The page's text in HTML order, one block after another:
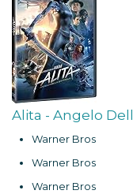
Alita - Angelo
Warner Bros
Warner Bros
Warner Bros